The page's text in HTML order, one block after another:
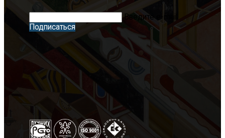
Введите e-mail
Подписаться